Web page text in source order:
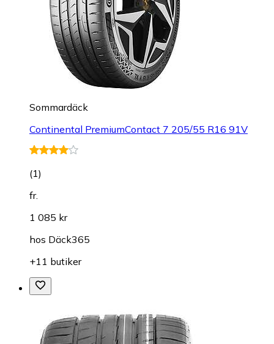
Sommardäck
Continental PremiumContact 7 205/55 R16 91V
(1)
fr.
1 085 kr
hos Däck365
+11 butiker